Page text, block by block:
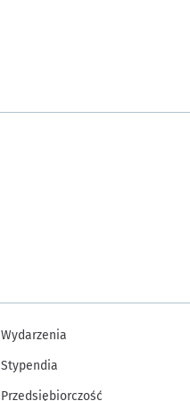
Wydarzenia
Stypendia
Przedsiębiorczość